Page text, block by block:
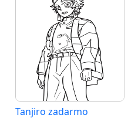
Tanjiro zadarmo